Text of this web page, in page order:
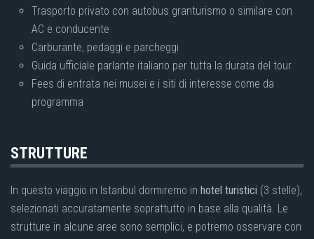
Trasporto privato con autobus granturismo o similare con
AC e conducente
Carburante, pedaggi e parcheggi
Guida ufficiale parlante italiano per tutta la durata del tour
Fees di entrata nei musei e i siti di interesse come da
programma
STRUTTURE
In questo viaggio in Istanbul dormiremo in hotel turistici (3 stelle),
selezionati accuratamente soprattutto in base alla qualità. Le
strutture in alcune aree sono semplici, e potremo osservare con